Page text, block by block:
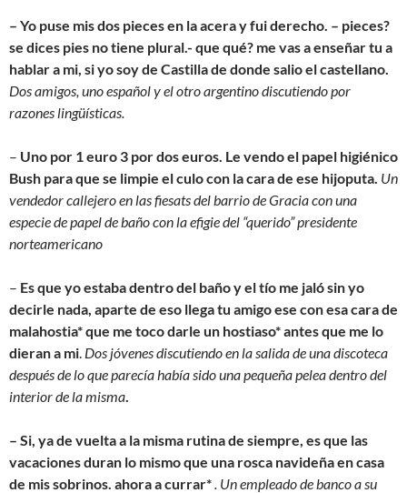
– Yo puse mis dos pieces en la acera y fui derecho. – pieces?
se dices pies no tiene plural.- que qué? me vas a enseñar tu a
hablar a mi, si yo soy de Castilla de donde salio el castellano.
Dos amigos, uno español y el otro argentino discutiendo por
razones lingüísticas.
– Uno por 1 euro 3 por dos euros. Le vendo el papel higiénico
Bush para que se limpie el culo con la cara de ese hijoputa. Un
vendedor callejero en las fiesats del barrio de Gracia con una
especie de papel de baño con la efigie del “querido” presidente
norteamericano
– Es que yo estaba dentro del baño y el tío me jaló sin yo
decirle nada, aparte de eso llega tu amigo ese con esa cara de
malahostia* que me toco darle un hostiaso* antes que me lo
dieran a mi. Dos jóvenes discutiendo en la salida de una discoteca
después de lo que parecía había sido una pequeña pelea dentro del
interior de la misma.
– Si, ya de vuelta a la misma rutina de siempre, es que las
vacaciones duran lo mismo que una rosca navideña en casa
de mis sobrinos. ahora a currar*. Un empleado de banco a su